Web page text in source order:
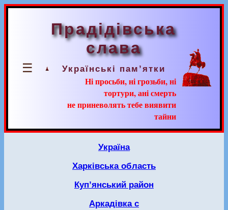
☰
Прадідівська
слава
Українські пам’ятки
Ні просьби, ні грозьби, ні
тортури, ані смерть
не приневолять тебе виявити
тайни
Україна
Харківська область
Куп’янський район
Аркадівка с